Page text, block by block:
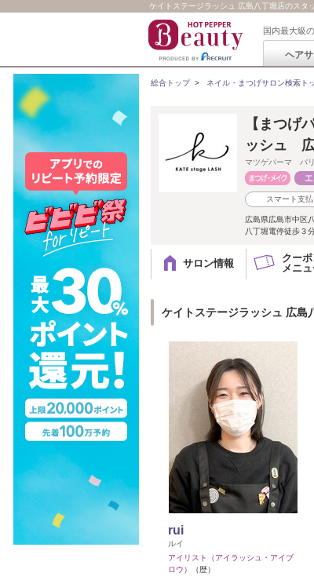
ケイトステージラッシュ 広島八丁堀店のスタ
国内最大級
ヘア
総合トップ> ネイル・まつげサロン検索ト
【まつげ
ッシュ
マツゲパーマ パ
スマート支
広島県広島市中区
八丁堀電停徒歩３
サロン情報
クー
メニ
ケイトステージラッシュ 広島
rui
ルイ
アイリスト（アイラッシュ・アイブ
ロウ）
（歴）